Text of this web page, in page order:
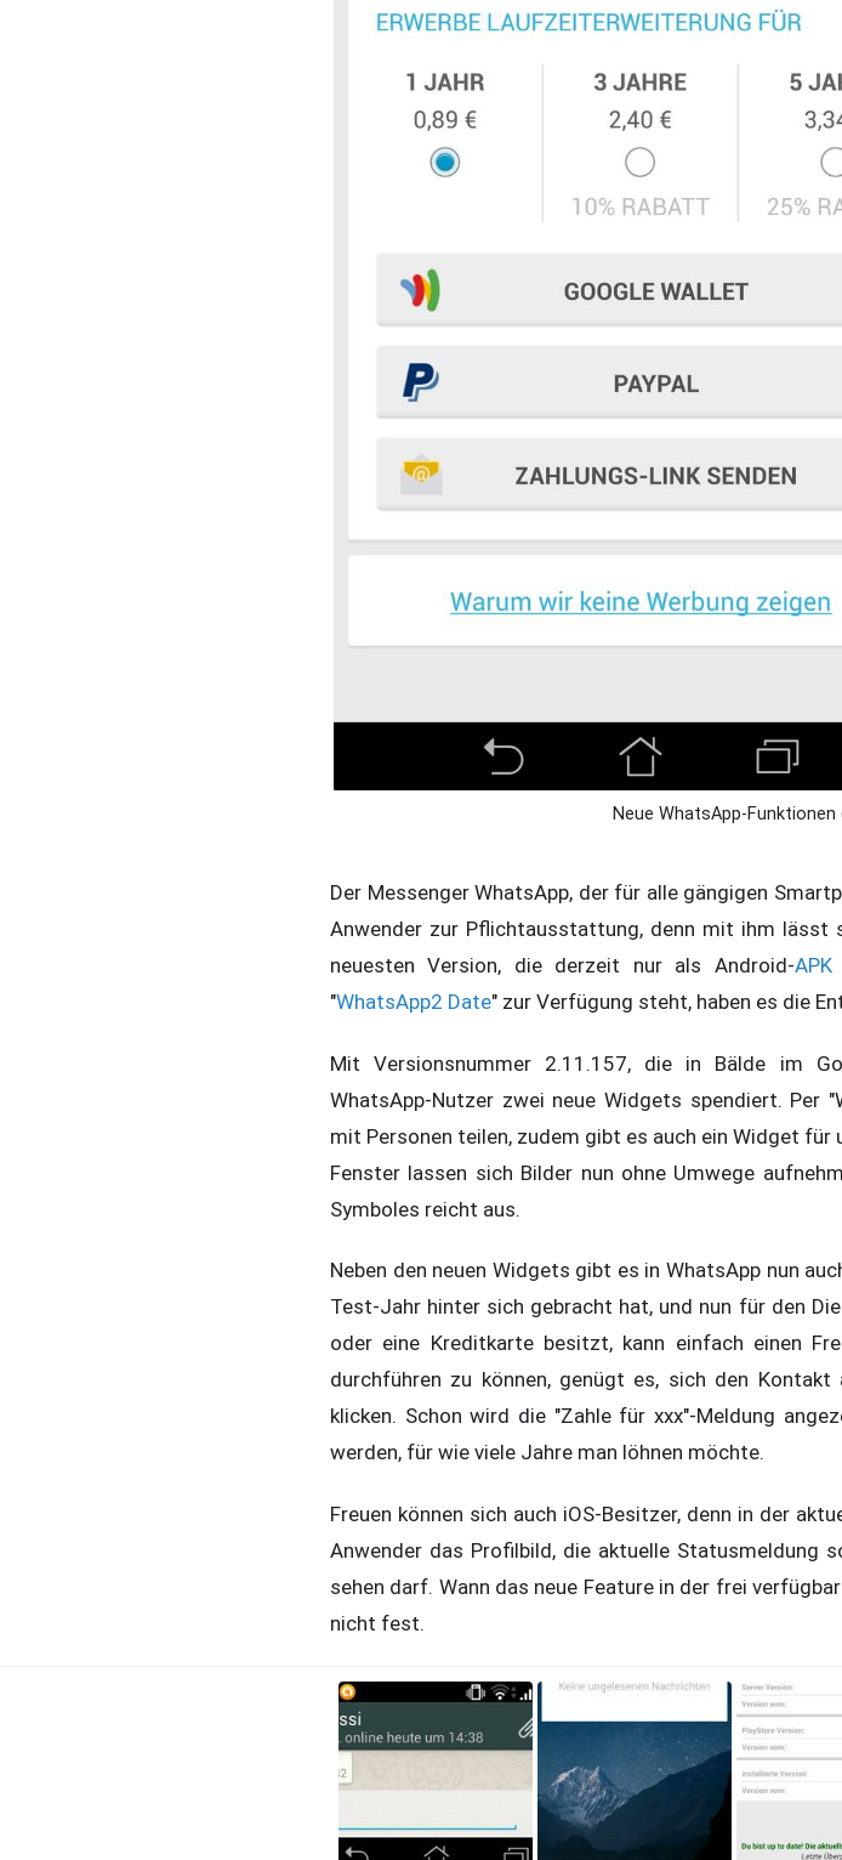
Neue WhatsApp-
Der Messenger WhatsApp, der für alle gängigen
Anwender zur Pflichtausstattung, denn mit ihm lässt
neuesten Version, die derzeit nur als Android-APK
"WhatsApp2 Date" zur Verfügung steht, haben es die
Mit Versionsnummer 2.11.157, die in Bälde im
WhatsApp-Nutzer zwei neue Widgets spendiert. Per
mit Personen teilen, zudem gibt es auch ein Widget für
Fenster lassen sich Bilder nun ohne Umwege
Symboles reicht aus.
Neben den neuen Widgets gibt es in WhatsApp nun
Test-Jahr hinter sich gebracht hat, und nun für den
oder eine Kreditkarte besitzt, kann einfach einen
durchführen zu können, genügt es, sich den
klicken. Schon wird die "Zahle für xxx"-Meldung
werden, für wie viele Jahre man löhnen möchte.
Freuen können sich auch iOS-Besitzer, denn in der
Anwender das Profilbild, die aktuelle Statusmeldung
sehen darf. Wann das neue Feature in der frei
nicht fest.